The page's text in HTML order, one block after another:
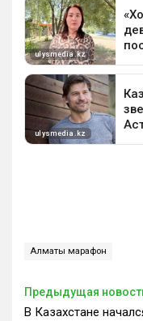
Алматы марафон
Предыдущая
В Казахстане